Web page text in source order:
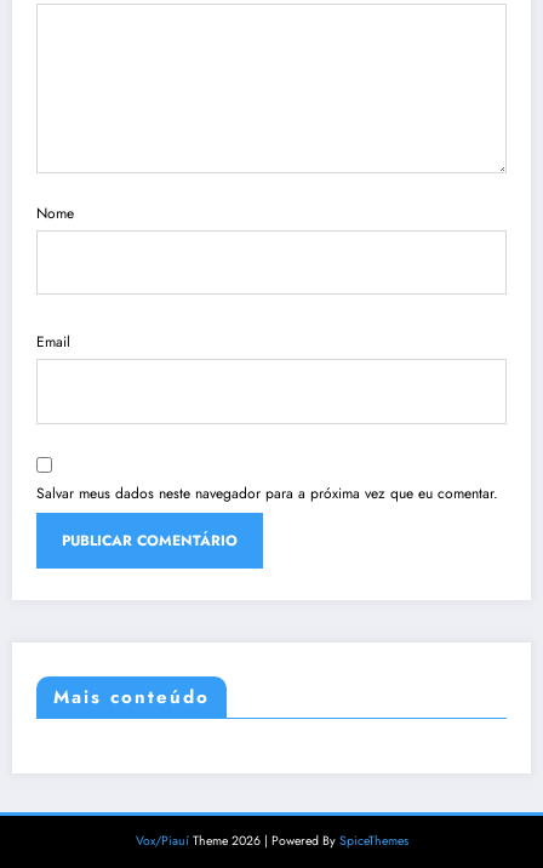
Nome
Email
Salvar meus dados neste navegador para a próxima vez que eu comentar.
Mais conteúdo
Vox/Piauí Theme 2026 | Powered By SpiceThemes